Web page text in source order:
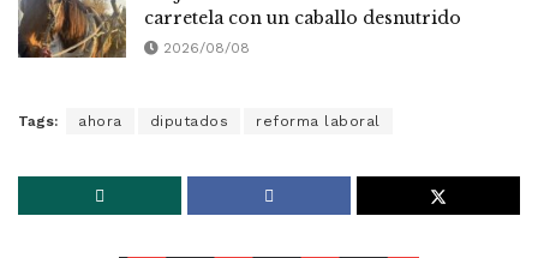
carretela con un caballo desnutrido
2026/08/08
Tags: ahora diputados reforma laboral